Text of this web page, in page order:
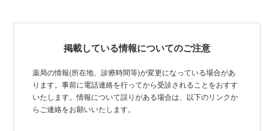
掲載している情報についてのご注意
薬局の情報(所在地、診療時間等)が変更になっている場合があ
ります。事前に電話連絡を行ってから受診されることをおすす
いたします。情報について誤りがある場合は、以下のリンクか
らご連絡をお願いいたします。